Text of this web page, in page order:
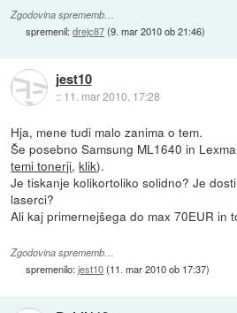
Zgodovina sprememb…
spremenil:drejc87(9. mar 2010 ob 21:46)
jest10
:: 11. mar 2010, 17:28
Hja, mene tudi malo zanima o tem.
Še posebno Samsung ML1640 in
temi tonerji,klik).
Je tiskanje kolikortoliko solidno? Je
laserci?
Ali kaj primernejšega do max 70EUR in
Zgodovina sprememb…
spremenilo:jest10(11. mar 2010 ob 17:37)